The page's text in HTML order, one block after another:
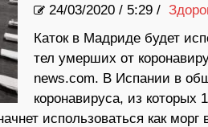
24/03/2020/ 5:29 /
Каток в Мадриде будет
тел умерших от
news.com. В Испании в
коронавируса, из
использоваться как